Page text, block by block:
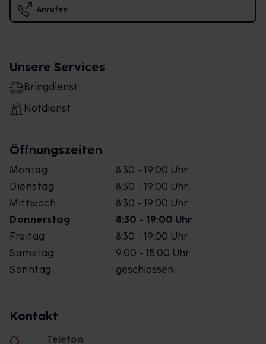
Anrufen
Unsere Services
Bringdienst
Notdienst
Öffnungszeiten
Montag
8:30 - 19:00 Uhr
Dienstag
8:30 - 19:00 Uhr
Mittwoch
8:30 - 19:00 Uhr
Donnerstag
8:30 - 19:00 Uhr
Freitag
8:30 - 19:00 Uhr
Samstag
9:00 - 15:00 Uhr
Sonntag
geschlossen
Kontakt
Telefon